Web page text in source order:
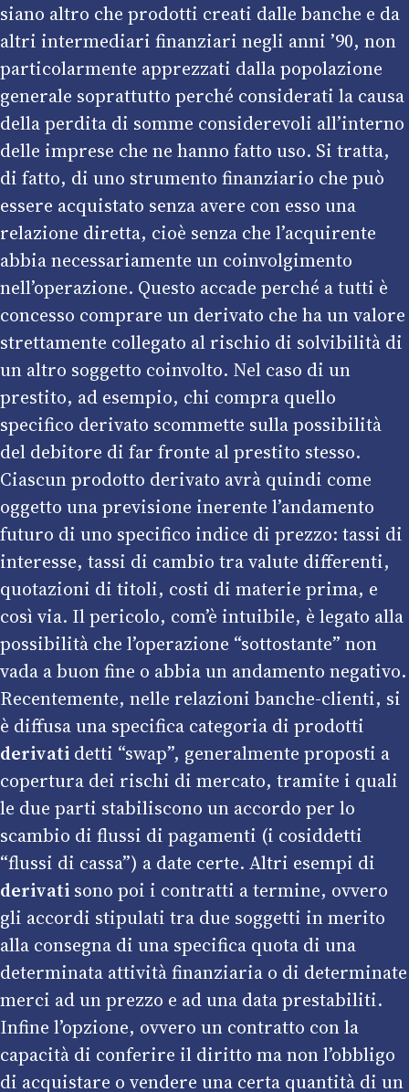
siano altro che prodotti creati dalle banche e da
altri intermediari finanziari negli anni ’90, non
particolarmente apprezzati dalla popolazione
generale soprattutto perché considerati la causa
della perdita di somme considerevoli all’interno
delle imprese che ne hanno fatto uso. Si tratta,
di fatto, di uno strumento finanziario che può
essere acquistato senza avere con esso una
relazione diretta, cioè senza che l’acquirente
abbia necessariamente un coinvolgimento
nell’operazione. Questo accade perché a tutti è
concesso comprare un derivato che ha un valore
strettamente collegato al rischio di solvibilità di
un altro soggetto coinvolto. Nel caso di un
prestito, ad esempio, chi compra quello
specifico derivato scommette sulla possibilità
del debitore di far fronte al prestito stesso.
Ciascun prodotto derivato avrà quindi come
oggetto una previsione inerente l’andamento
futuro di uno specifico indice di prezzo: tassi di
interesse, tassi di cambio tra valute differenti,
quotazioni di titoli, costi di materie prima, e
così via. Il pericolo, com’è intuibile, è legato alla
possibilità che l’operazione “sottostante” non
vada a buon fine o abbia un andamento negativo.
Recentemente, nelle relazioni banche-clienti, si
è diffusa una specifica categoria di prodotti
derivatidetti “swap”, generalmente proposti a
copertura dei rischi di mercato, tramite i quali
le due parti stabiliscono un accordo per lo
scambio di flussi di pagamenti (i cosiddetti
“flussi di cassa”) a date certe. Altri esempi di
derivatisono poi i contratti a termine, ovvero
gli accordi stipulati tra due soggetti in merito
alla consegna di una specifica quota di una
determinata attività finanziaria o di determinate
merci ad un prezzo e ad una data prestabiliti.
Infine l’opzione, ovvero un contratto con la
capacità di conferire il diritto ma non l’obbligo
di acquistare o vendere una certa quantità di un